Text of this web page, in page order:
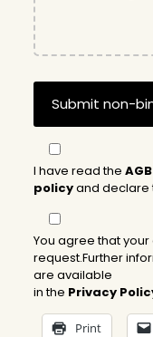
I have read the AGB
policyand declare
You agree that
request.Further
are available
in the Privacy
Print